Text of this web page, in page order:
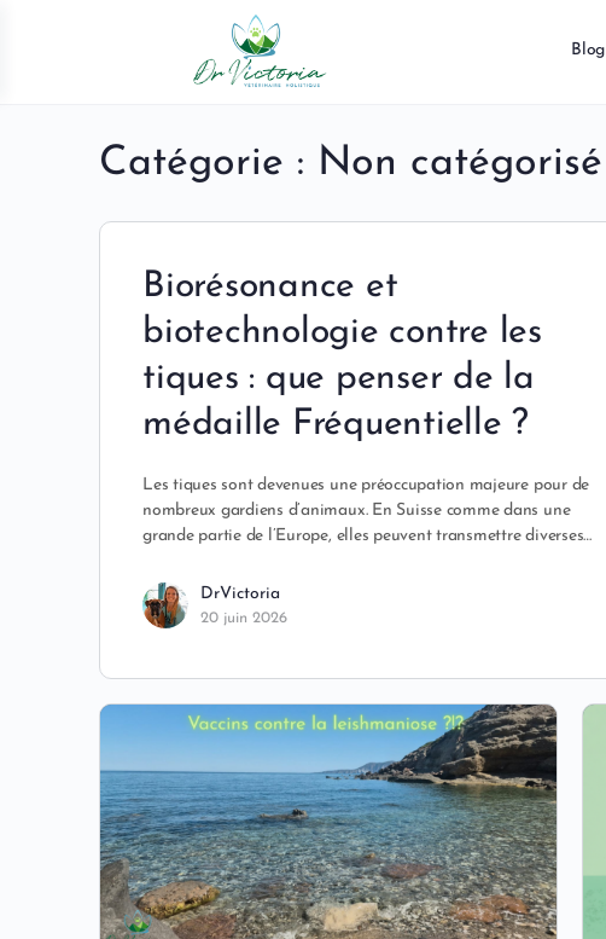
Blog
Catégorie : Non catégorisé
Biorésonance et
biotechnologie contre les
tiques : que penser de la
médaille Fréquentielle ?
Les tiques sont devenues une préoccupation majeure pour de
nombreux gardiens d’animaux. En Suisse comme dans une
grande partie de l’Europe, elles peuvent transmettre diverses…
DrVictoria
20 juin 2026